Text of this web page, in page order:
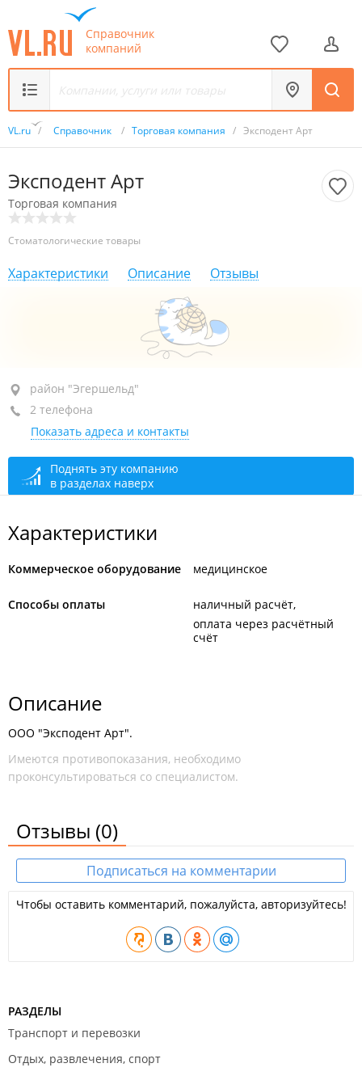
Справочник
компаний
VL.ru / Справочник / Торговая компания / Эксподент Арт
Эксподент Арт
Торговая компания
Стоматологические товары
Характеристики Описание Отзывы
район "Эгершельд", ул. Бестужева, 21А
оф. 108
+7 924 730-48-05
+7 924 730-36-62
закрыто, откроется в 10:00
район "Эгершельд"
2 телефона
Показать адреса и контакты
Поднять эту компанию
в разделах наверх
Характеристики
Коммерческое оборудование медицинское
Способы оплаты
наличный расчёт
оплата через расчётный
счёт
Описание
ООО "Эксподент Арт".
Имеются противопоказания, необходимо
проконсультироваться со специалистом.
Отзывы (0)
Подписаться на комментарии
Чтобы оставить комментарий, пожалуйста, авторизуйтесь!
РАЗДЕЛЫ
Транспорт и перевозки
Отдых, развлечения, спорт